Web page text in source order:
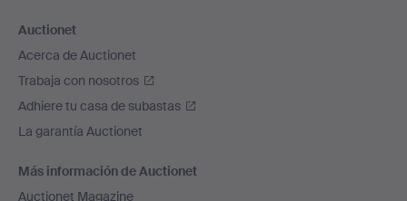
Auctionet
Acerca de Auctionet
Trabaja con nosotros
Adhiere tu casa de subastas
La garantía Auctionet
Más información de Auctionet
Auctionet Magazine